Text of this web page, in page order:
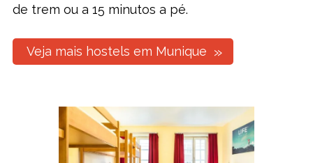
de trem ou a 15 minutos a pé.
Veja mais hostels em Munique